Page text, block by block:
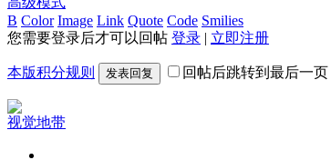
B Color Image Link Quote Code Smilies
您需要登录后才可以回帖 登录 | 立即注册
本版积分规则 发表回复 回帖后跳转到最后一页
视觉地带